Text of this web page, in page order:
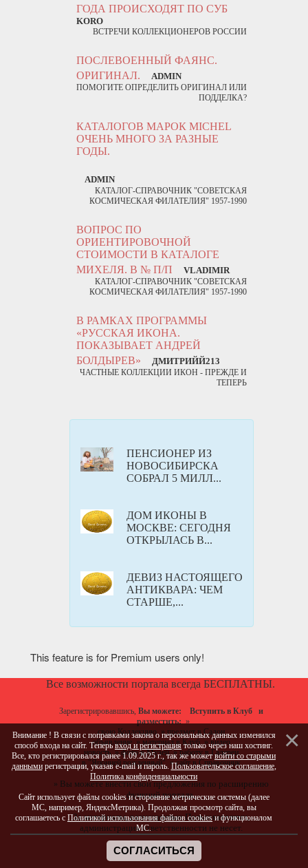
ГОДА ПРОИСХОДЯТ ПО СУБ
KORO
ВСТРЕЧИ КОЛЛЕКЦИОНЕРОВ РОССИИ
ПОСЛЕВОЕННЫЙ ФАЯНС.
ОРИГИНАЛ.
ADMIN
ПОМОГИТЕ ОПРЕДЕЛИТЬ ОРИГИНАЛ ИЛИ
ПОДДЕЛКА?
КАТАЛОГОВ МАРОК MICHEL
ОЧЕНЬ МНОГО ЗА РАЗНЫЕ
ГОДЫ.
ADMIN
КАТАЛОГ-СПРАВОЧНИК "СОВЕТСКАЯ
КОСМИЧЕСКАЯ ФИЛАТЕЛИЯ" 1957-1990
ВОПРОС ПО
ОРИЕНТИРОВОЧНОЙ
СТОИМОСТИ В КАТАЛОГЕ
МИХЕЛЯ. В № П/П
VLADIMIR
КАТАЛОГ-СПРАВОЧНИК "СОВЕТСКАЯ
КОСМИЧЕСКАЯ ФИЛАТЕЛИЯ" 1957-1990
В РАМКАХ ПРОГРАММЫ
«РУССКАЯ ИКОНА.
ПОКАЗЫВАЕТ АНДРЕЙ
БОЛДЫРЕВ»
ДМИТРИЙЙ213
ЧАСТНЫЕ КОЛЛЕКЦИИ ИКОН - ПРЕЖДЕ И
ТЕПЕРЬ
ПЕНСИОНЕР ИЗ
НОВОСИБИРСКА
СОБРАЛ 5 МИЛЛ...
ДОМ ИКОНЫ В
МОСКВЕ: СЕГОДНЯ
ОТКРЫЛАСЬ В...
ДЕВИЗ НАСТОЯЩЕГО
АНТИКВАРА: ЧЕМ
СТАРШЕ,...
This feature is for Premium users only!
Все возможности портала всегда БЕСПЛАТНЫ.
Зарегистрировавшись, Вы можете: Вступить в Клуб
и
разместить: »
свою Коллекцию» предмет в Салон
объявление» материал в Клуб» видео
новость»фото в Музей»работу в Галереи
в "Японией рожденный" »сайт в Справочник
» Вы можетевнести свои предложения по расширению
функций портала.
За материалы, размещенные Пользователями,
администрация ответственности не несет.
Внимание ! В связи с поправками закона о персональных данных изменился
способ входа на сайт. Теперьвход и регистрациятолько через наш хостинг.
Все, кто регистрировался ранее 1.09.2025 г., так же можетвойти со старыми
даннымирегистрации, указав e-mail и пароль.Пользовательское соглашение,
Политика конфиденциальности
Сайт использует файлы cookies и сторонние метрические системы (далее
МС, например, ЯндексМетрика). Продолжая просмотр сайта, вы
соглашаетесь с Политикой использования файлов cookiesи функционалом
МС.
СОГЛАСИТЬСЯ